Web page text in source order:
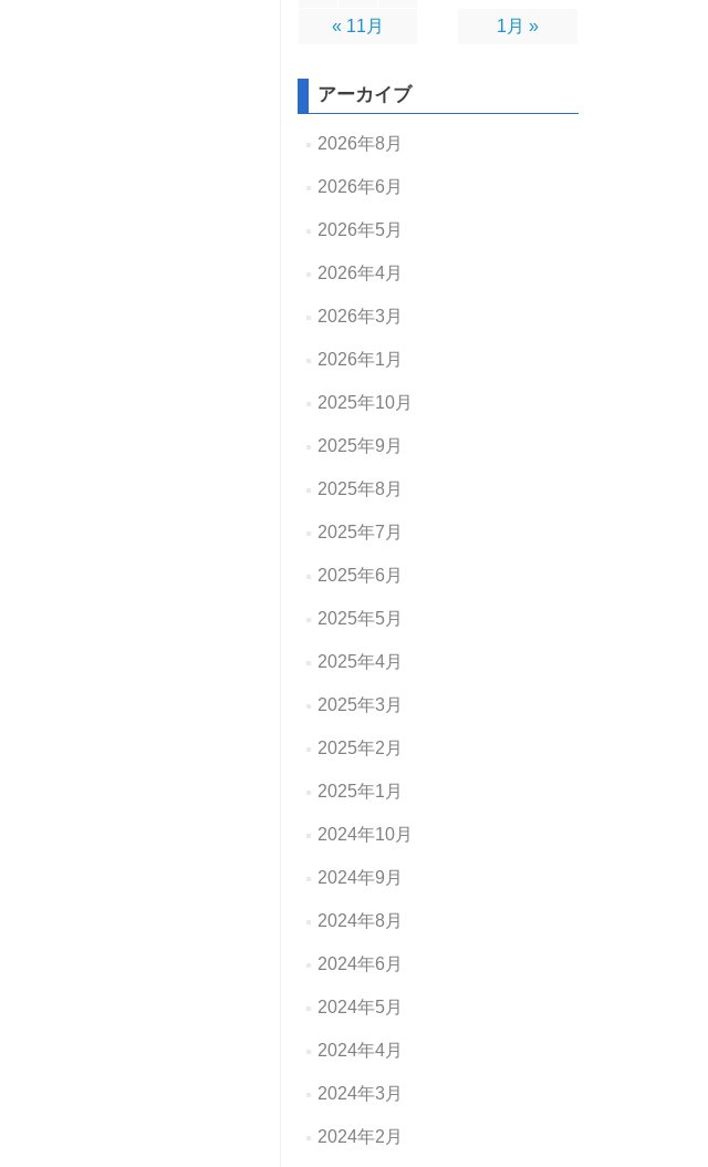
« 11月 1月 »
アーカイブ
2026年8月
2026年6月
2026年5月
2026年4月
2026年3月
2026年1月
2025年10月
2025年9月
2025年8月
2025年7月
2025年6月
2025年5月
2025年4月
2025年3月
2025年2月
2025年1月
2024年10月
2024年9月
2024年8月
2024年6月
2024年5月
2024年4月
2024年3月
2024年2月